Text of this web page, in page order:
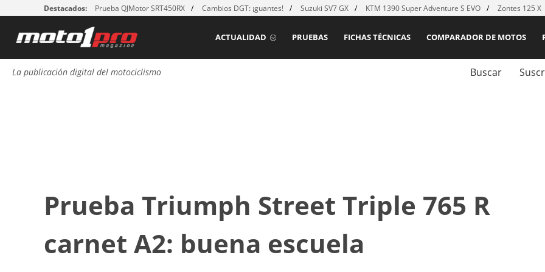
Destacados: Prueba QJMotor SRT450RX Cambios DGT: ¡guantes! Suzuki SV7 GX KTM 1390 Super Adventure S EVO Zontes 125 X
COMPARADOR DE MOTOS
FICHAS TÉCNICAS
PRUEBAS
ACTUALIDAD
La publicación digital del motociclismo Buscar
Prueba Triumph Street Triple 765 R
carnet A2: buena escuela